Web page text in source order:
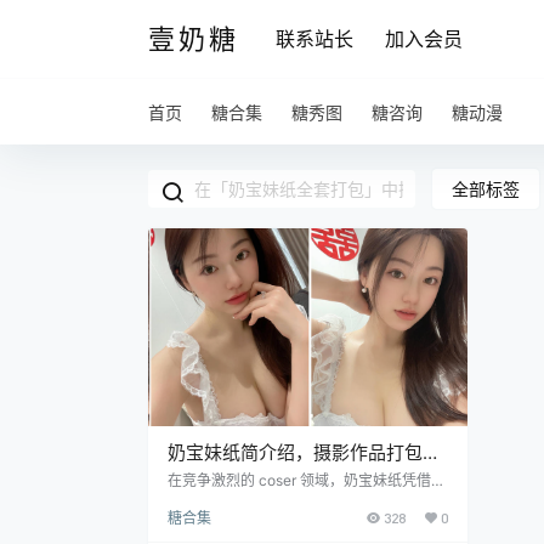
壹奶糖 联系站长 加入会员
首页 糖合集 糖秀图 糖咨询 糖动漫
全部标签
奶宝妹纸简介绍，摄影作品打包赏
析
在竞争激烈的 coser 领域，奶宝妹纸凭借其
生活态度和温暖的人格魅力，脱颖而出成为
糖合集 328 0